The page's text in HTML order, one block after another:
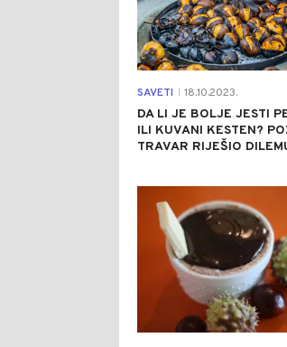
SAVETI 18.10.2023.
DA LI JE BOLJE JESTI
ILI KUVANI KESTEN?
TRAVAR RIJEŠIO